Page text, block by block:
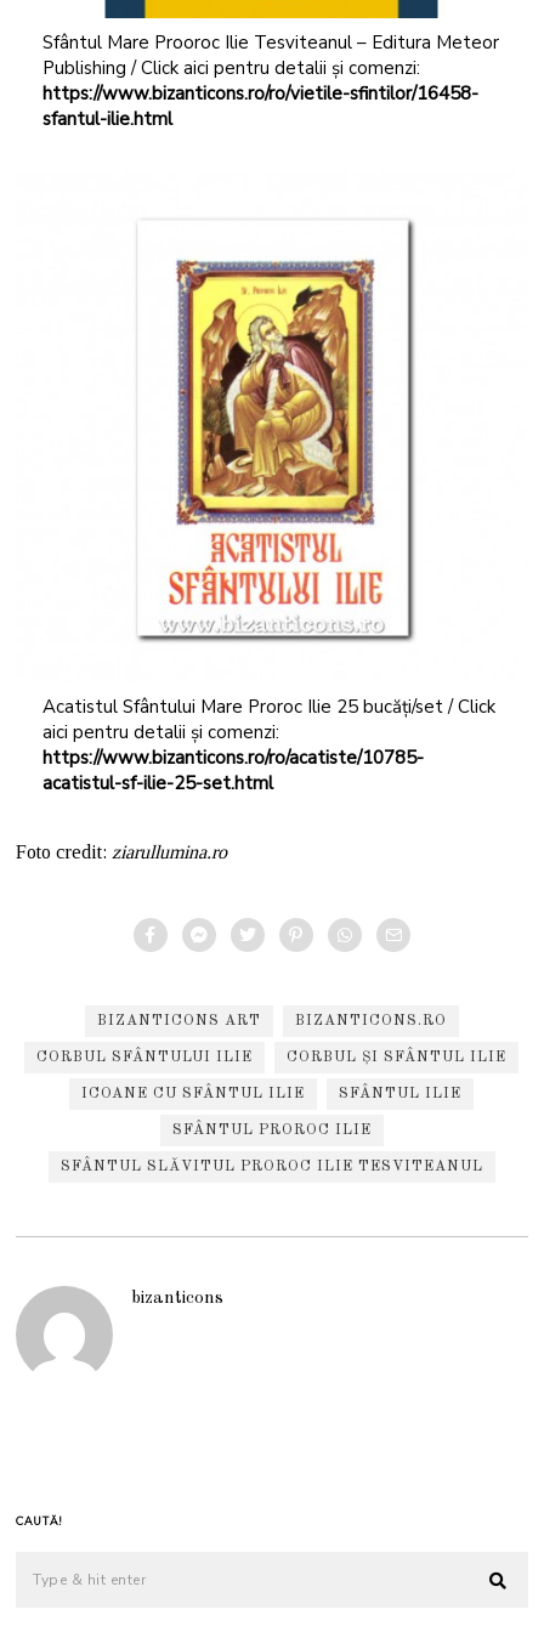
Sfântul Mare Prooroc Ilie Tesviteanul – Editura Meteor
Publishing / Click aici pentru detalii și comenzi:
https://www.bizanticons.ro/ro/vietile-sfintilor/16458-
sfantul-ilie.html
Acatistul Sfântului Mare Proroc Ilie 25 bucăți/set / Click
aici pentru detalii și comenzi:
https://www.bizanticons.ro/ro/acatiste/10785-
acatistul-sf-ilie-25-set.html
Foto credit: ziarullumina.ro
BIZANTICONS ART BIZANTICONS.RO
CORBUL SFÂNTULUI ILIE CORBUL ȘI SFÂNTUL ILIE
ICOANE CU SFÂNTUL ILIE SFÂNTUL ILIE
SFÂNTUL PROROC ILIE
SFÂNTUL SLĂVITUL PROROC ILIE TESVITEANUL
bizanticons
CAUTĂ!